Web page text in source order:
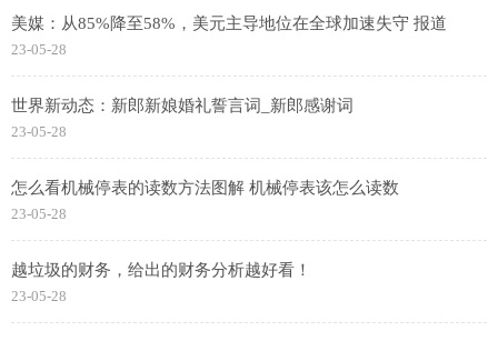
美媒：从85%降至58%，美元主导地位在全球加速失守 报道
23-05-28
世界新动态：新郎新娘婚礼誓言词_新郎感谢词
23-05-28
怎么看机械停表的读数方法图解 机械停表该怎么读数
23-05-28
越垃圾的财务，给出的财务分析越好看！
23-05-28